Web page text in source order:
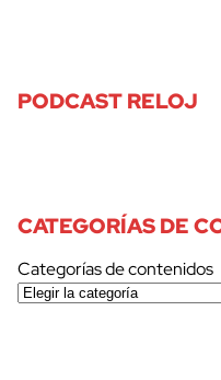
PODCAST RELOJ
CATEGORÍAS DE
Categorías de contenidos